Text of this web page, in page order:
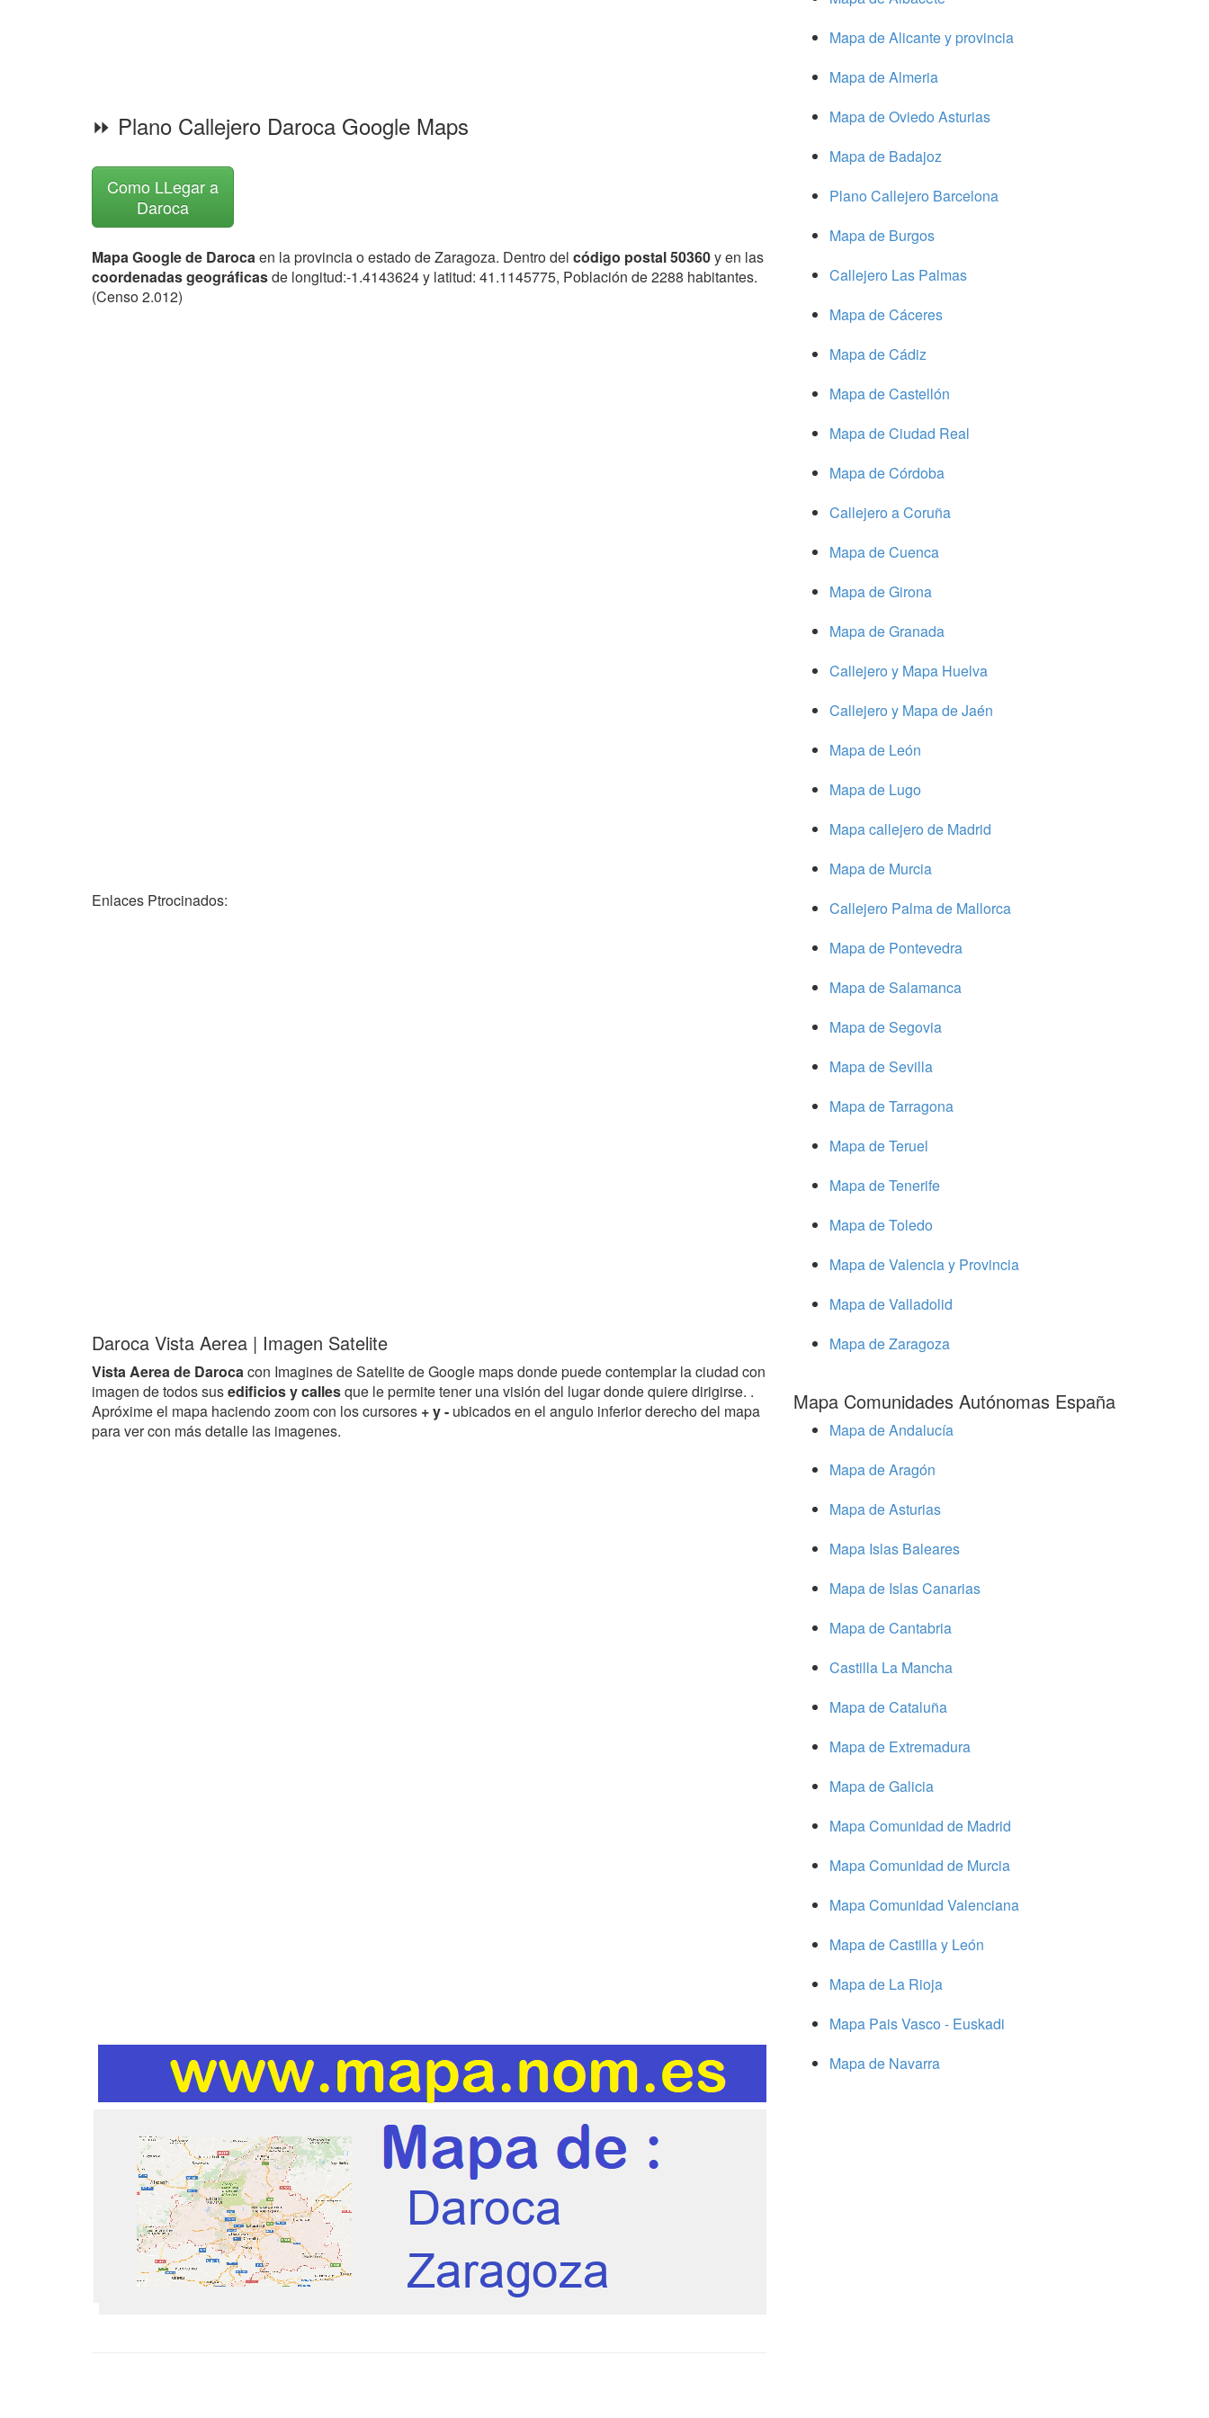
⏩ Plano Callejero Daroca Google Maps
Como LLegar a
Daroca
Mapa Google de Darocaen la provincia o estado de Zaragoza. Dentro del código postal 50360y en las
coordenadas geográficasde longitud:-1.4143624 y latitud: 41.1145775, Población de 2288 habitantes.
(Censo 2.012)
Enlaces Ptrocinados:
Daroca Vista Aerea | Imagen Satelite
Vista Aerea de Darocacon Imagines de Satelite de Google maps donde puede contemplar la ciudad con
imagen de todos susedificios y callesque le permite tener una visión del lugar donde quiere dirigirse. .
Apróxime el mapa haciendo zoom con los cursores + y - ubicados en el angulo inferior derecho del mapa
para ver con más detalle las imagenes.
Mapa de Alicante y provincia
Mapa de Almeria
Mapa de Oviedo Asturias
Mapa de Badajoz
Plano Callejero Barcelona
Mapa de Burgos
Callejero Las Palmas
Mapa de Cáceres
Mapa de Cádiz
Mapa de Castellón
Mapa de Ciudad Real
Mapa de Córdoba
Callejero a Coruña
Mapa de Cuenca
Mapa de Girona
Mapa de Granada
Callejero y Mapa Huelva
Callejero y Mapa de Jaén
Mapa de León
Mapa de Lugo
Mapa callejero de Madrid
Mapa de Murcia
Callejero Palma de Mallorca
Mapa de Pontevedra
Mapa de Salamanca
Mapa de Segovia
Mapa de Sevilla
Mapa de Tarragona
Mapa de Teruel
Mapa de Tenerife
Mapa de Toledo
Mapa de Valencia y Provincia
Mapa de Valladolid
Mapa de Zaragoza
Mapa Comunidades Autónomas España
Mapa de Andalucía
Mapa de Aragón
Mapa de Asturias
Mapa Islas Baleares
Mapa de Islas Canarias
Mapa de Cantabria
Castilla La Mancha
Mapa de Cataluña
Mapa de Extremadura
Mapa de Galicia
Mapa Comunidad de Madrid
Mapa Comunidad de Murcia
Mapa Comunidad Valenciana
Mapa de Castilla y León
Mapa de La Rioja
Mapa Pais Vasco - Euskadi
Mapa de Navarra